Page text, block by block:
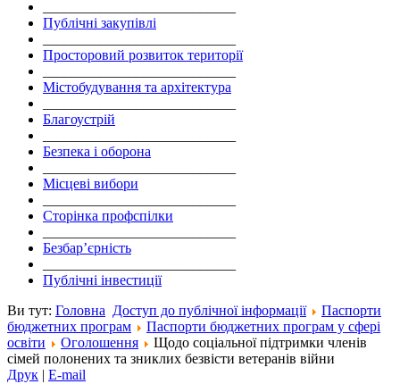
Публічні закупівлі
Просторовий розвиток території
Містобудування та архітектура
Благоустрій
Безпека і оборона
Місцеві вибори
Сторінка профспілки
Безбар’єрність
Публічні інвестиції
Ви тут: Головна Доступ до публічної інформації
Паспорти
бюджетних програм
Паспорти бюджетних програм у сфері
освіти
Оголошення
Щодо соціальної підтримки членів
сімей полонених та зниклих безвісти ветеранів війни
Друк | E-mail